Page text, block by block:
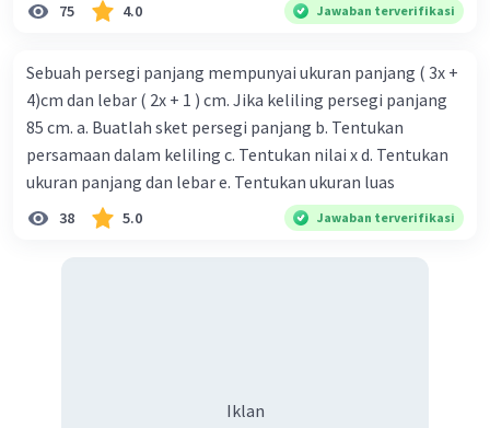
75 4.0 Jawaban terverifikasi
Sebuah persegi panjang mempunyai ukuran panjang ( 3x +
4)cm dan lebar ( 2x + 1 ) cm. Jika keliling persegi panjang
85 cm. a. Buatlah sket persegi panjang b. Tentukan
persamaan dalam keliling c. Tentukan nilai x d. Tentukan
ukuran panjang dan lebar e. Tentukan ukuran luas
38 5.0 Jawaban terverifikasi
Iklan